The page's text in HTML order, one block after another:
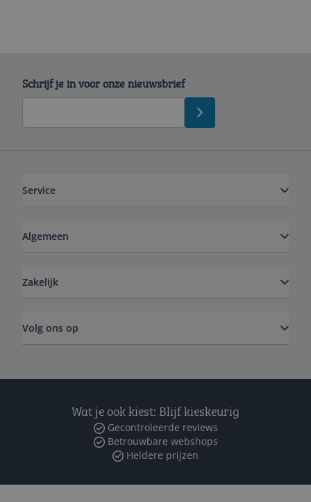
Schrijf je in voor onze nieuwsbrief
Service
Algemeen
Zakelijk
Volg ons op
Wat je ook kiest: Blijf kieskeurig
Gecontroleerde reviews
Betrouwbare webshops
Heldere prijzen